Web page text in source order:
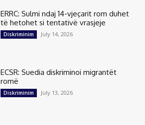
ERRC: Sulmi ndaj 14-vjeçarit rom duhet
të hetohet si tentativë vrasjeje
Diskriminim July 14, 2026
ECSR: Suedia diskriminoi migrantët
romë
Diskriminim July 13, 2026